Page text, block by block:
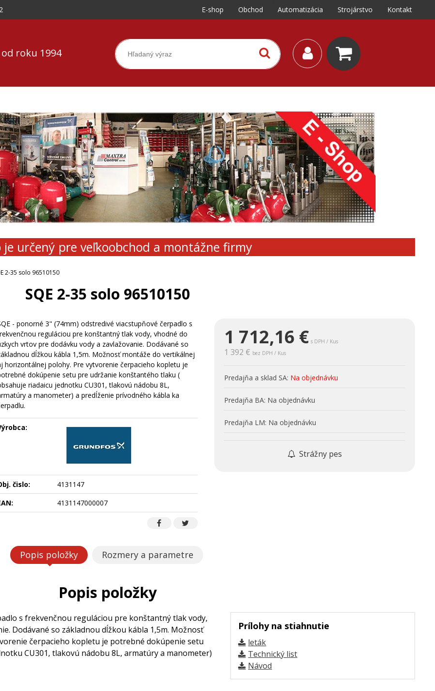
roku 1994
E-shop Obchod Automatizácia Strojárstvo Kontakt
je určený pre veľkoobchod a montážne firmy
2-35 solo 96510150
SQE 2-35 solo 96510150
1 712,16 € s DPH / Kus
1 392 € bez DPH / Kus
Predajňa a sklad SA: Na objednávku
Predajňa BA: Na objednávku
Predajňa LM: Na objednávku
Strážny pes
- ponorné 3" (74mm) odstredivé viacstupňové čerpadlo s
reguláciou pre konštantný tlak vody, vhodné do
vrtov pre dodávku vody a zavlažovanie. Dodávané so
dĺžkou kábla 1,5m. Možnosť montáže do vertikálnej
horizontálnej polohy. Pre vytvorenie čerpacieho kopletu je
dokúpenie setu pre udržanie konštantého tlaku (
riadaicu jednotku CU301, tlakovú nádobu 8L,
a manometer) a predĺženie prívodného kábla ka
čislo:
4131147
4131147000007
Popis položky Rozmery a parametre
Popis položky
Prílohy na stiahnutie
leták
Technický list
Návod
s frekvenčnou reguláciou pre konštantný tlak vody,
Dodávané so základnou dĺžkou kábla 1,5m. Možnosť
čerpacieho kopletu je potrebné dokúpenie setu
CU301, tlakovú nádobu 8L, armatúry a manometer)